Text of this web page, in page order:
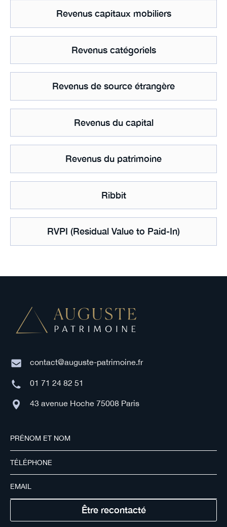
Revenus capitaux mobiliers
Revenus catégoriels
Revenus de source étrangère
Revenus du capital
Revenus du patrimoine
Ribbit
RVPI (Residual Value to Paid-In)
contact@auguste-patrimoine.fr
01 71 24 82 51
43 avenue Hoche 75008 Paris